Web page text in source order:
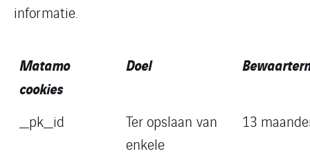
informatie.
Matamo
cookies
Doel
_pk_id
Ter opslaan van
enkele
13